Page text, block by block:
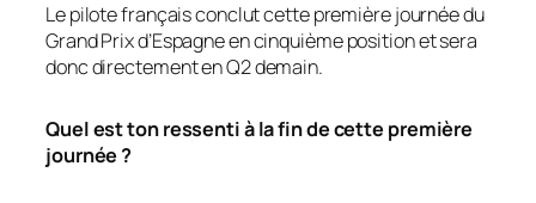
Le pilote français conclut cette première journée du
Grand Prix d’Espagne en cinquième position et sera
donc directement en Q2 demain.
Quel est ton ressenti à la fin de cette première
journée ?